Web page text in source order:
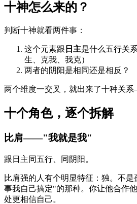
十神怎么来的？
判断十神就看两件事：
这个元素跟 日主是什么五行关
生、克我、我克）
两者的阴阳是相同还是相反？
两个维度一交叉，就出来了十种关
十个角色，逐个拆解
比肩——"我就是我"
跟日主同五行、同阴阳。
比肩强的人有个明显特征：独。不
事我自己搞定"的那种。你让他合作
处更相信自己。